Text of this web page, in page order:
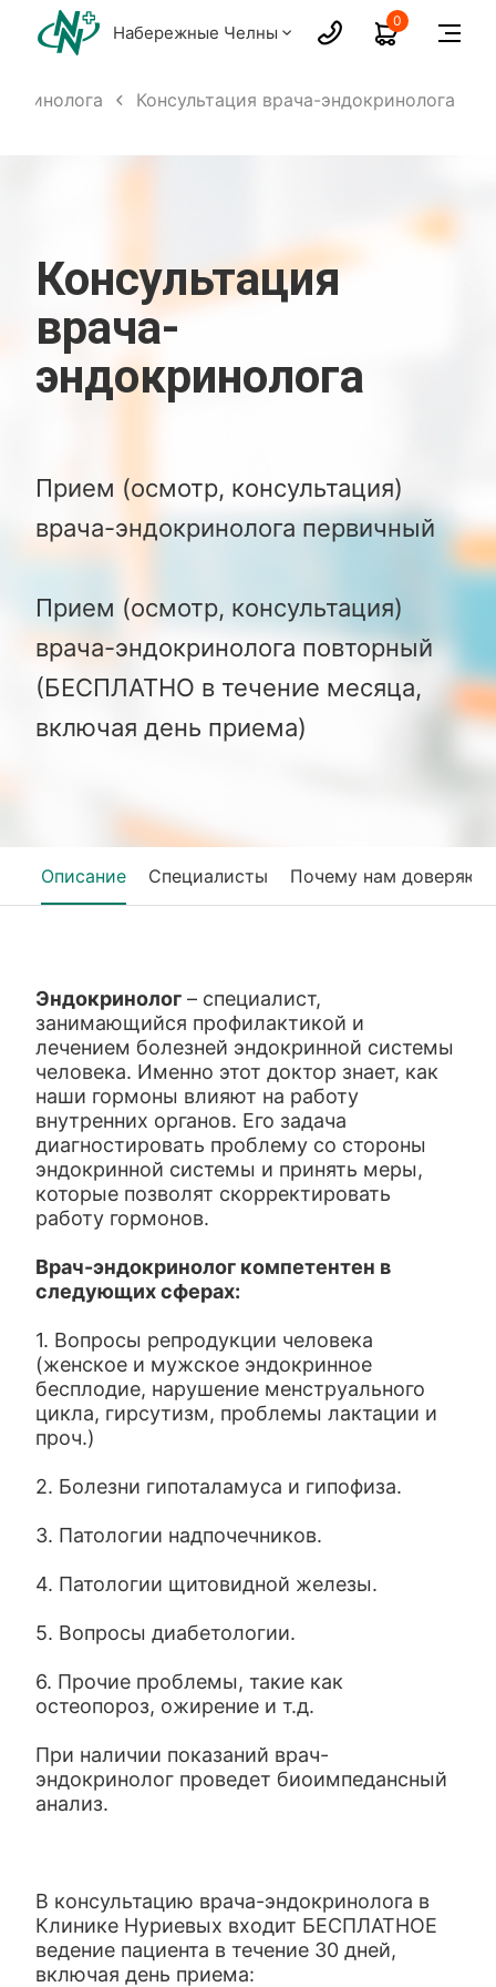
Набережные Челны
0
Консультация врача-эндокринолога
Консультация
врача-
эндокринолога
Прием (осмотр, консультация)
врача-эндокринолога первичный
Прием (осмотр, консультация)
врача-эндокринолога повторный
(БЕСПЛАТНО в течение месяца,
включая день приема)
Описание Специалисты Почему нам доверяют
Эндокринолог – специалист,
занимающийся профилактикой и
лечением болезней эндокринной системы
человека. Именно этот доктор знает, как
наши гормоны влияют на работу
внутренних органов. Его задача
диагностировать проблему со стороны
эндокринной системы и принять меры,
которые позволят скорректировать
работу гормонов.
Врач-эндокринолог компетентен в
следующих сферах:
1. Вопросы репродукции человека
(женское и мужское эндокринное
бесплодие, нарушение менструального
цикла, гирсутизм, проблемы лактации и
проч.)
2. Болезни гипоталамуса и гипофиза.
3. Патологии надпочечников.
4. Патологии щитовидной железы.
5. Вопросы диабетологии.
6. Прочие проблемы, такие как
остеопороз, ожирение и т.д.
При наличии показаний врач-
эндокринолог проведет биоимпедансный
анализ.
В консультацию врача-эндокринолога в
Клинике Нуриевых входит БЕСПЛАТНОЕ
ведение пациента в течение 30 дней,
включая день приема: